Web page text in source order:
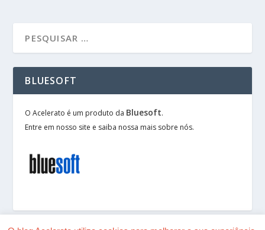
BLUESOFT
O Acelerato é um produto da Bluesoft.
Entre em nosso site e saiba nossa mais sobre nós.